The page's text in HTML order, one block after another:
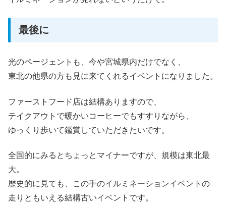
最後に
光のページェントも、今や宮城県内だけでなく、
東北の他県の方も見に来てくれるイベントになりました。
ファーストフード店は結構ありますので、
テイクアウトで暖かいコーヒーでもすすりながら、
ゆっくり歩いて鑑賞していただきたいです。
全国的にみるとちょっとマイナーですが、規模は東北最
大。
歴史的に見ても、この手のイルミネーションイベントの
走りともいえる結構古いイベントです。